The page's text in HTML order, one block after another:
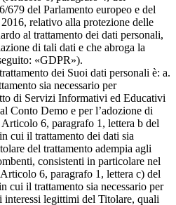
679 del Parlamento europeo e del
relativo alla protezione delle
al trattamento dei dati personali,
di tali dati e che abroga la
«GDPR»).
dei Suoi dati personali è: a.
sia necessario per
di Servizi Informativi ed Educativi
Conto Demo e per l’adozione di
6, paragrafo 1, lettera b del
cui il trattamento dei dati sia
del trattamento adempia agli
consistenti in particolare nel
6, paragrafo 1, lettera c) del
cui il trattamento sia necessario per
legittimi del Titolare, quali